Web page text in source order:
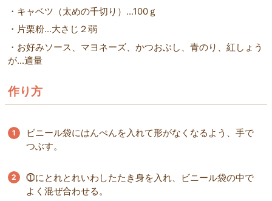
・キャベツ（太めの千切り）…100ｇ
・片栗粉…大さじ２弱
・お好みソース、マヨネーズ、かつおぶし、青のり、紅しょう
が…適量
作り方
ビニール袋にはんぺんを入れて形がなくなるよう、手で
つぶす。
⓵にとれとれいわしたたき身を入れ、ビニール袋の中で
よく混ぜ合わせる。